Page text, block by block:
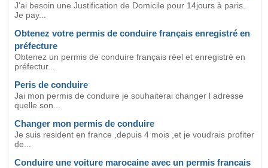
J'ai besoin une Justification de Domicile pour 14jours à paris.
Je pay...
Obtenez votre permis de conduire français enregistré en
préfecture
Obtenez un permis de conduire français réel et enregistré en
préfectur...
Peris de conduire
Jai mon permis de conduire je souhaiterai changer l adresse
quelle son...
Changer mon permis de conduire
Je suis resident en france ,depuis 4 mois ,et je voudrais profiter
de...
Conduire une voiture marocaine avec un permis francais